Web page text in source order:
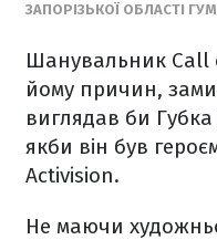
ЗАПОРІЗЬКОЇ ОБЛАСТІ
Шанувальник Call
йому причин,
виглядав би
якби він був
Activision.
Не маючи